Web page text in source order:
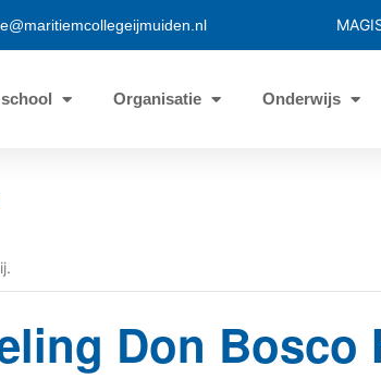
Organisatie Onderwijs
Don Bosco